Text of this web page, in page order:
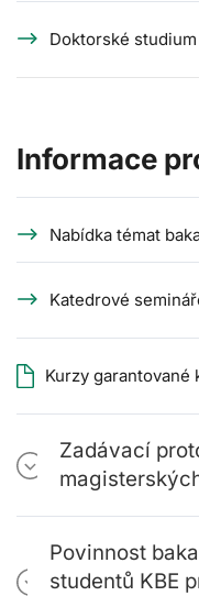
Doktorské studium
Informace
Nabídka témat
Katedrové
Kurzy garantované
Zadávací
Povinnost
studentů KBE